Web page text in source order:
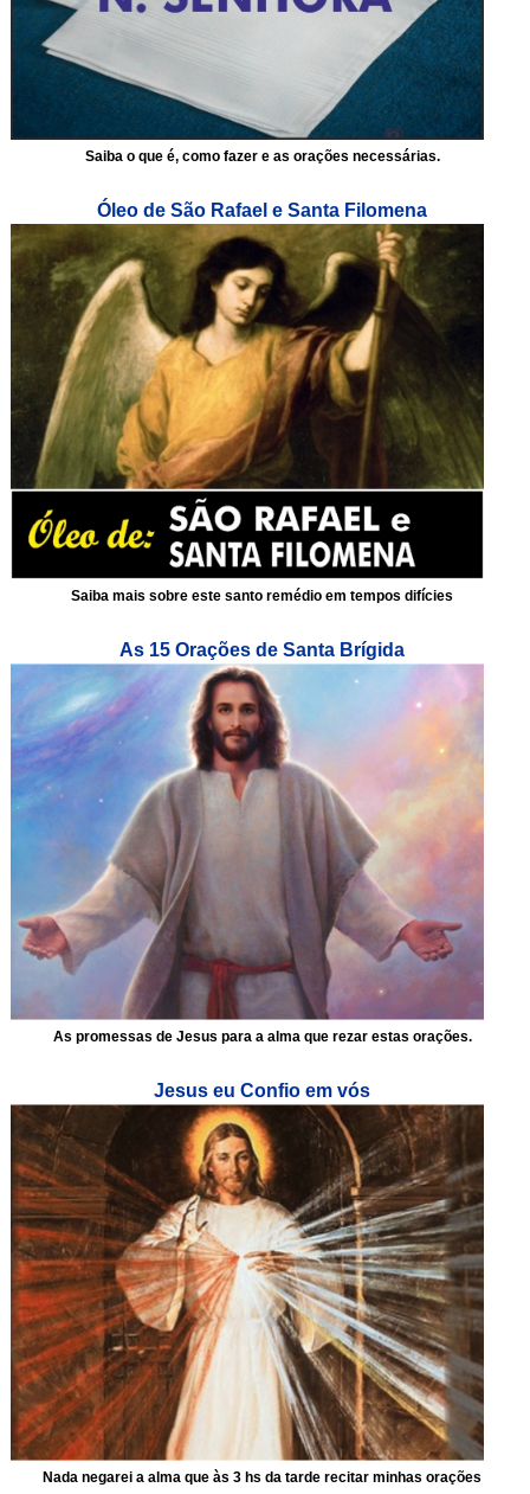
Saiba o que é, como fazer e as orações necessárias.
Óleo de São Rafael e Santa Filomena
Saiba mais sobre este santo remédio em tempos difícies
As 15 Orações de Santa Brígida
As promessas de Jesus para a alma que rezar estas orações.
Jesus eu Confio em vós
Nada negarei a alma que às 3 hs da tarde recitar minhas orações